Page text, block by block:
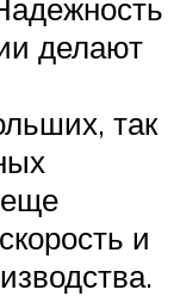
делают
так
и